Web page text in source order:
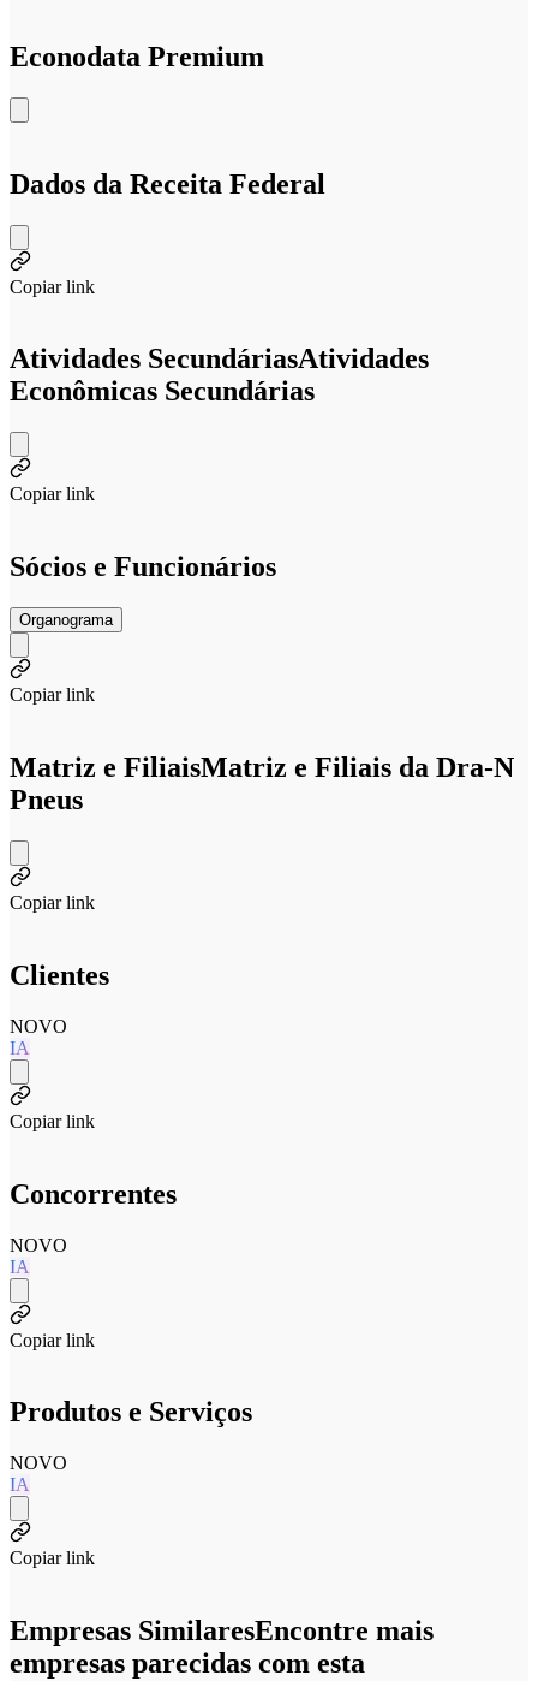
Econodata Premium
Dados da Receita Federal
Copiar link
Atividades SecundáriasAtividades
Econômicas Secundárias
Copiar link
Sócios e Funcionários
Organograma
Copiar link
Matriz e FiliaisMatriz e Filiais da Dra-N
Pneus
Copiar link
Clientes
NOVO
IA
Copiar link
Concorrentes
NOVO
IA
Copiar link
Produtos e Serviços
NOVO
IA
Copiar link
Empresas SimilaresEncontre mais
empresas parecidas com esta